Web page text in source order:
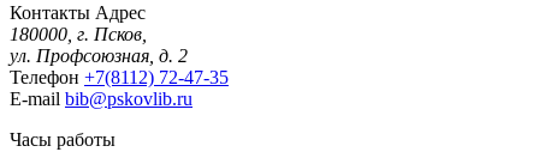
Контакты Адрес
180000, г. Псков,
ул. Профсоюзная, д. 2
Телефон +7(8112) 72-47-35
E-mail bib@pskovlib.ru
Часы работы